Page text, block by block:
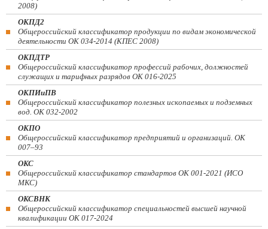
2008)
ОКПД2
Общероссийский классификатор продукции по видам экономической
деятельности ОК 034-2014 (КПЕС 2008)
ОКПДТР
Общероссийский классификатор профессий рабочих, должностей
служащих и тарифных разрядов ОК 016-2025
ОКПИиПВ
Общероссийский классификатор полезных ископаемых и подземных
вод. ОК 032-2002
ОКПО
Общероссийский классификатор предприятий и организаций. ОК
007–93
ОКС
Общероссийский классификатор стандартов ОК 001-2021 (ИСО
МКС)
ОКСВНК
Общероссийский классификатор специальностей высшей научной
квалификации ОК 017-2024